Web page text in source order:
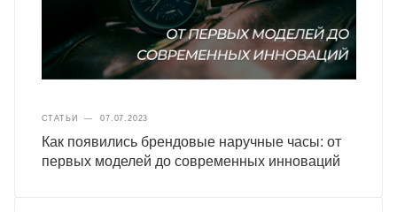
СТАТЬИ — 07.07.2023
Как появились брендовые наручные часы: от
первых моделей до современных инноваций